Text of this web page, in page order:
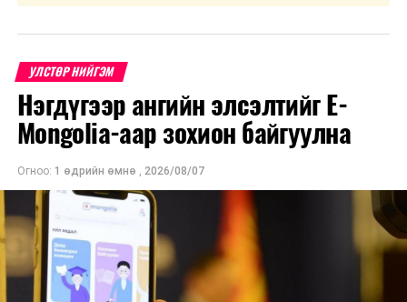
өдөр өргөн
мэдүүлсэн,
үргэлжилнэ/
·
“Монгол
2026 оны
төлөвлөгөө
батлах тухай”
Улсын Их
Хурлын
УЛСТӨР НИЙГЭМ
Нэгдүгээр ангийн элсэлтийг E-
Mongolia-аар зохион байгуулна
Огноо: 1 өдрийн өмнө , 2026/08/07